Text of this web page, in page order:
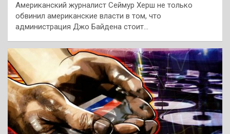
Американский журналист Сеймур Херш не только
обвинил американские власти в том, что
администрация Джо Байдена стоит…